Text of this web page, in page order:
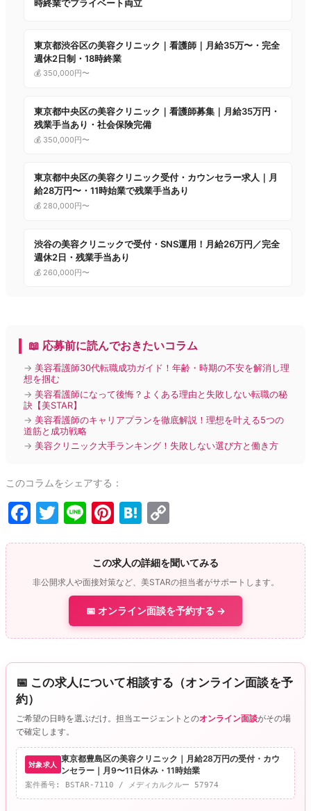
時終業でプライベート両立
東京都渋谷区の美容クリニック｜看護師｜月給35万〜・完全
週休2日制・18時終業
💰 350,000円〜
東京都中央区の美容クリニック｜看護師募集｜月給35万円・
残業手当あり・社会保険完備
💰 350,000円〜
東京都中央区の美容クリニック受付・カウンセラー求人｜月
給28万円〜・11時始業で残業手当あり
💰 280,000円〜
渋谷の美容クリニックで受付・SNS運用！月給26万円／完全
週休2日・残業手当あり
💰 260,000円〜
📖 応募前に読んでおきたいコラム
→美容看護師30代転職成功ガイド！年齢・時期の不安を解消し理
想を掴む
→美容看護師になって後悔？よくある理由と失敗しない転職の秘
訣【美STAR】
→美容看護師のキャリアプランを徹底解説！理想を叶える5つの
道筋と成功戦略
→美容クリニック大手ランキング！失敗しない選び方と働き方
このコラムをシェアする：
F
e
o
k
T
er
Li
e
Pi
er
e
st
H
e
n
a
p
y
Li
n
k
この求人の詳細を聞いてみる
非公開求人や面接対策など、美STARの担当者がサポートします。
📅 オンライン面談を予約する →
📅 この求人について相談する（オンライン面談を予
約）
ご希望の日時を選ぶだけ。担当エージェントとのオンライン面談がその場
で確定します。
対象求人
東京都豊島区の美容クリニック｜月給28万円の受付・カウ
ンセラー｜月9〜11日休み・11時始業
案件番号: BSTAR-7110 / メディカルクルー 57974